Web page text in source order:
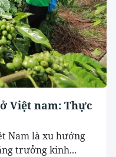
Việt nam: Thực
Nam là xu hướng
trưởng kinh...